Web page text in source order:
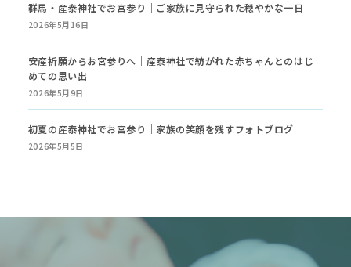
群馬・産泰神社でお宮参り｜ご家族に見守られた穏やかな一日
2026年5月16日
安産祈願からお宮参りへ｜産泰神社で紡がれた赤ちゃんとのはじ
めての思い出
2026年5月9日
初夏の産泰神社でお宮参り｜家族の笑顔を残すフォトブログ
2026年5月5日